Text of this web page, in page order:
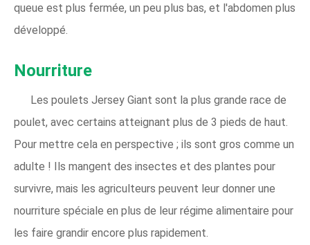
queue est plus fermée, un peu plus bas, et l'abdomen plus
développé.
Nourriture
Les poulets Jersey Giant sont la plus grande race de
poulet, avec certains atteignant plus de 3 pieds de haut.
Pour mettre cela en perspective ; ils sont gros comme un
adulte ! Ils mangent des insectes et des plantes pour
survivre, mais les agriculteurs peuvent leur donner une
nourriture spéciale en plus de leur régime alimentaire pour
les faire grandir encore plus rapidement.